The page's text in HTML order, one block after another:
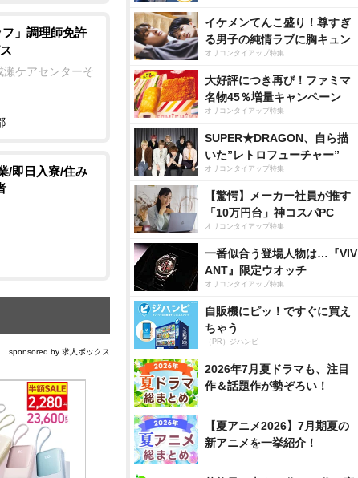
フ」調理師免許
ケアセンターそ
/即日入寮/住み
sponsored by 求人ボックス
イケメンてんこ盛り！尊すぎ
る男子の純情ラブに胸キュン
オリコンタイアップ特集
大好評につき再び！ファミマ
名物45％増量キャンペーン
オリコンタイアップ特集
SUPER★DRAGON、自ら描
いた”レトロフューチャー”
オリコンタイアップ特集
【驚愕】メーカー社員が推す
「10万円台」神コスパPC
オリコンタイアップ特集
一番似合う登場人物は…『VIV
ANT』限定ウオッチ
オリコンタイアップ特集
自販機にピッ！ですぐに買え
ちゃう
（PR）ジハンピ
2026年7月夏ドラマも、注目
作＆話題作が勢ぞろい！
【夏アニメ2026】7月期夏の
新アニメを一挙紹介！